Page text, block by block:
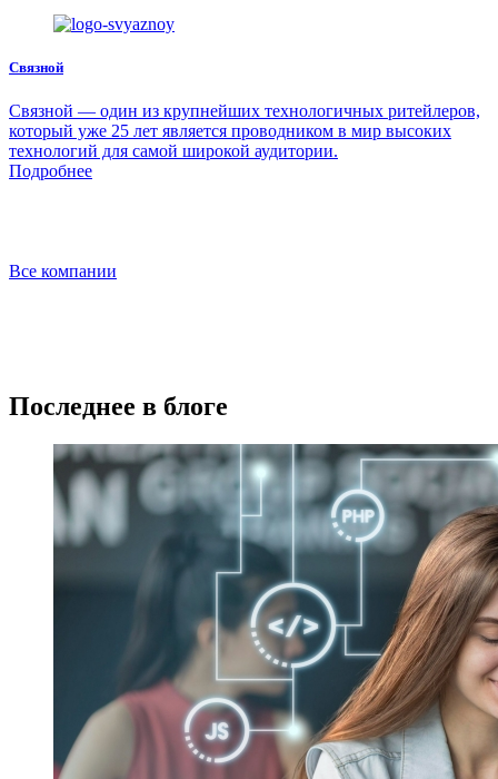
Связной
Связной — один из крупнейших технологичных ритейлеров,
который уже 25 лет является проводником в мир высоких
технологий для самой широкой аудитории.
Подробнее
Все компании
Последнее в блоге